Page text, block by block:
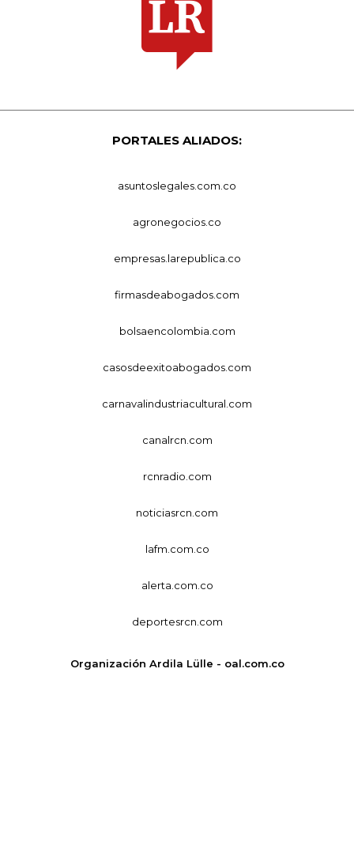
PORTALES ALIADOS:
asuntoslegales.com.co
agronegocios.co
empresas.larepublica.co
firmasdeabogados.com
bolsaencolombia.com
casosdeexitoabogados.com
carnavalindustriacultural.com
canalrcn.com
rcnradio.com
noticiasrcn.com
lafm.com.co
alerta.com.co
deportesrcn.com
Organización Ardila Lülle - oal.com.co